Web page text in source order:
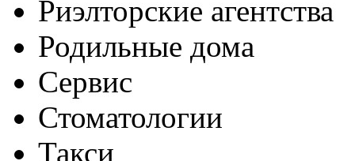
Риэлторские агентства
Родильные дома
Сервис
Стоматологии
Такси